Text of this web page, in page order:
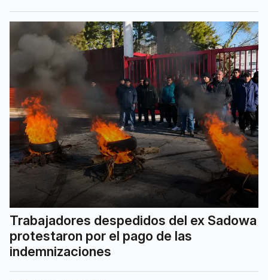
Trabajadores despedidos del ex Sadowa
protestaron por el pago de las
indemnizaciones